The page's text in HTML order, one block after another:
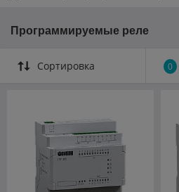
Программируемые реле
Сортировка 0